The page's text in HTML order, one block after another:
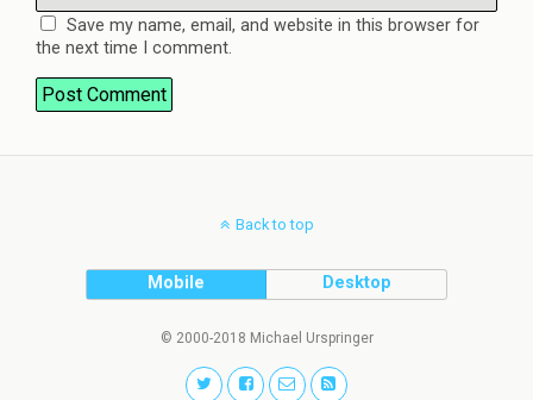
Save my name, email, and website in this browser for
the next time I comment.
Back to top
Mobile Desktop
© 2000-2018 Michael Urspringer